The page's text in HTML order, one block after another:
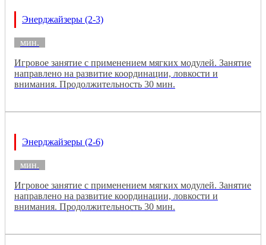
Энерджайзеры (2-3)
мин.
Игровое занятие с применением мягких модулей. Занятие
направлено на развитие координации, ловкости и
внимания. Продолжительность 30 мин.
Энерджайзеры (2-6)
мин.
Игровое занятие с применением мягких модулей. Занятие
направлено на развитие координации, ловкости и
внимания. Продолжительность 30 мин.